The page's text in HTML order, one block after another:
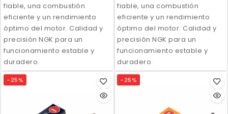
fiable, una combustión
eficiente y un rendimiento
óptimo del motor. Calidad y
precisión NGK para un
funcionamiento estable y
duradero.
fiable, una combustión
eficiente y un rendimiento
óptimo del motor. Calidad y
precisión NGK para un
funcionamiento estable y
duradero.
-25% -25%